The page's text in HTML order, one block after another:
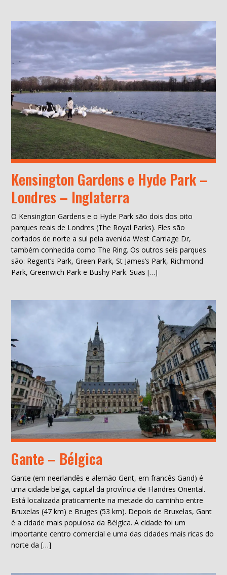
Kensington Gardens e Hyde Park –
Londres – Inglaterra
O Kensington Gardens e o Hyde Park são dois dos oito
parques reais de Londres (The Royal Parks). Eles são
cortados de norte a sul pela avenida West Carriage Dr,
também conhecida como The Ring. Os outros seis parques
são: Regent’s Park, Green Park, St James’s Park, Richmond
Park, Greenwich Park e Bushy Park. Suas […]
Gante – Bélgica
Gante (em neerlandês e alemão Gent, em francês Gand) é
uma cidade belga, capital da província de Flandres Oriental.
Está localizada praticamente na metade do caminho entre
Bruxelas (47 km) e Bruges (53 km). Depois de Bruxelas, Gant
é a cidade mais populosa da Bélgica. A cidade foi um
importante centro comercial e uma das cidades mais ricas do
norte da […]